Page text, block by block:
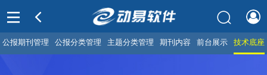
公报期刊管理 公报分类管理 主题分类管理 期刊内容 前台展示 技术底座